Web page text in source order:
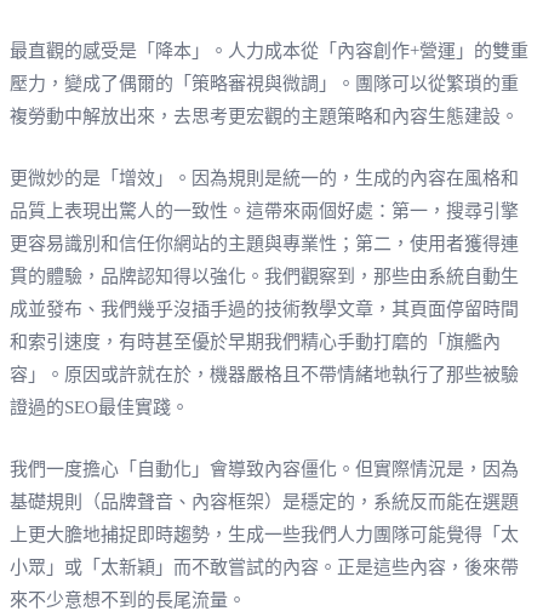
最直觀的感受是「降本」。人力成本從「內容創作+營運」的雙重
壓力，變成了偶爾的「策略審視與微調」。團隊可以從繁瑣的重
複勞動中解放出來，去思考更宏觀的主題策略和內容生態建設。
更微妙的是「增效」。因為規則是統一的，生成的內容在風格和
品質上表現出驚人的一致性。這帶來兩個好處：第一，搜尋引擎
更容易識別和信任你網站的主題與專業性；第二，使用者獲得連
貫的體驗，品牌認知得以強化。我們觀察到，那些由系統自動生
成並發布、我們幾乎沒插手過的技術教學文章，其頁面停留時間
和索引速度，有時甚至優於早期我們精心手動打磨的「旗艦內
容」。原因或許就在於，機器嚴格且不帶情緒地執行了那些被驗
證過的SEO最佳實踐。
我們一度擔心「自動化」會導致內容僵化。但實際情況是，因為
基礎規則（品牌聲音、內容框架）是穩定的，系統反而能在選題
上更大膽地捕捉即時趨勢，生成一些我們人力團隊可能覺得「太
小眾」或「太新穎」而不敢嘗試的內容。正是這些內容，後來帶
來不少意想不到的長尾流量。